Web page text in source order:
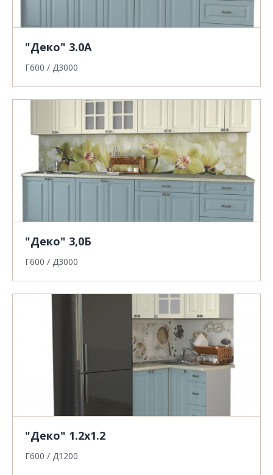
"Деко" 3.0А
Г600 / Д3000
"Деко" 3,0Б
Г600 / Д3000
"Деко" 1.2х1.2
Г600 / Д1200